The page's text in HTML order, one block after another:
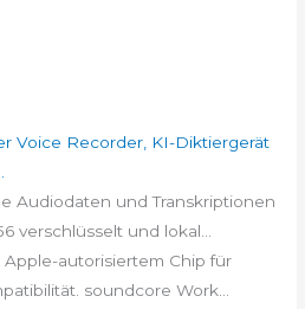
Voice Recorder, KI-Diktiergerät
Audiodaten und Transkriptionen
verschlüsselt und lokal...
autorisiertem Chip für
soundcore Work...